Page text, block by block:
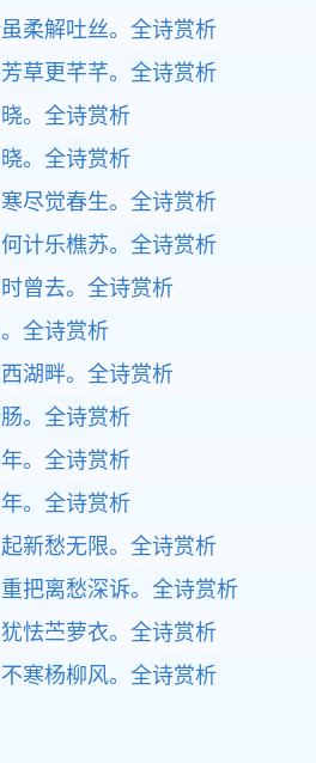
柔解吐丝。 全诗赏析
草更芊芊。 全诗赏析
。 全诗赏析
。 全诗赏析
尽觉春生。 全诗赏析
计乐樵苏。 全诗赏析
曾去。 全诗赏析
全诗赏析
湖畔。 全诗赏析
。 全诗赏析
。 全诗赏析
。 全诗赏析
新愁无限。 全诗赏析
把离愁深诉。 全诗赏析
怯苎萝衣。 全诗赏析
寒杨柳风。 全诗赏析